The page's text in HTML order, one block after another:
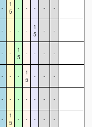
-
1
5
- - - - -
- - - -
1
5
- -
- -
1
5
- - - -
- - -
1
5
- - -
- - - - - - -
-
1
5
- - - - -